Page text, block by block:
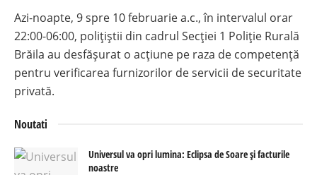
Azi-noapte, 9 spre 10 februarie a.c., în intervalul orar
22:00-06:00, polițiștii din cadrul Secției 1 Poliție Rurală
Brăila au desfășurat o acțiune pe raza de competență
pentru verificarea furnizorilor de servicii de securitate
privată.
Noutati
Universul va opri lumina: Eclipsa de Soare și facturile
noastre